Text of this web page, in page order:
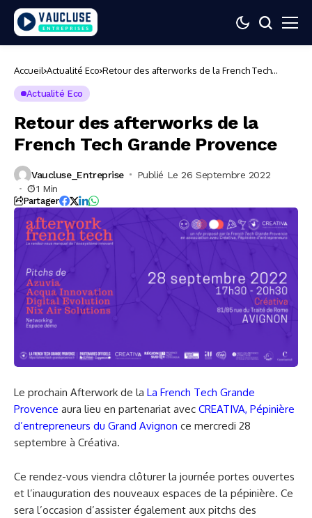
Accueil Actualité Eco Retour des afterworks de la French Tech
Actualité Eco
Retour des afterworks de la
French Tech Grande Provence
Vaucluse_Entreprise
Publié Le 26 Septembre 2022
1 Min
Partager
Le prochain Afterwork de la La French Tech Grande
Provence aura lieu en partenariat avec CREATIVA, Pépinière
d’entrepreneurs du Grand Avignon ce mercredi 28
septembre à Créativa.
Ce rendez-vous viendra clôturer la journée portes ouvertes
et l’inauguration des nouveaux espaces de la pépinière. Ce
sera l’occasion d’assister également aux pitchs des